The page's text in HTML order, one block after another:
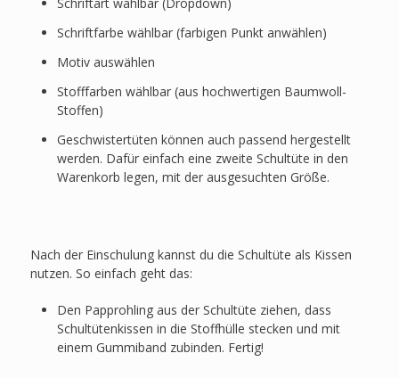
Schriftfarbe wählbar (farbigen Punkt anwählen)
Motiv auswählen
Stofffarben wählbar (aus hochwertigen Baumwoll-
Stoffen)
Geschwistertüten können auch passend hergestellt
werden. Dafür einfach eine zweite Schultüte in den
Warenkorb legen, mit der ausgesuchten Größe.
Nach der Einschulung kannst du die Schultüte als Kissen
nutzen. So einfach geht das:
Den Papprohling aus der Schultüte ziehen, dass
Schultütenkissen in die Stoffhülle stecken und mit
einem Gummiband zubinden. Fertig!